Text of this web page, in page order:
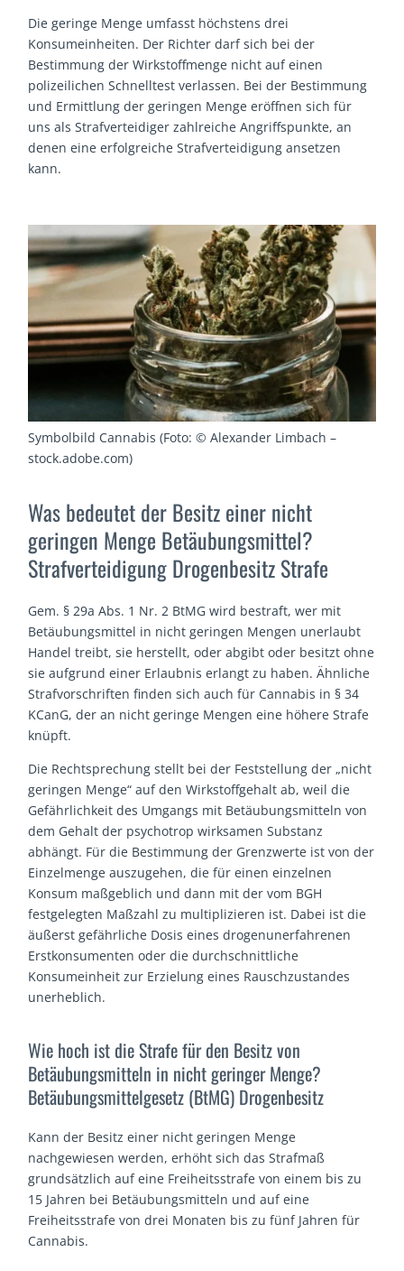
Die geringe Menge umfasst höchstens drei
Konsumeinheiten. Der Richter darf sich bei der
Bestimmung der Wirkstoffmenge nicht auf einen
polizeilichen Schnelltest verlassen. Bei der Bestimmung
und Ermittlung der geringen Menge eröffnen sich für
uns als Strafverteidiger zahlreiche Angriffspunkte, an
denen eine erfolgreiche Strafverteidigung ansetzen
kann.
Symbolbild Cannabis (Foto: © Alexander Limbach –
stock.adobe.com)
Was bedeutet der Besitz einer nicht
geringen Menge Betäubungsmittel?
Strafverteidigung Drogenbesitz Strafe
Gem. § 29a Abs. 1 Nr. 2 BtMG wird bestraft, wer mit
Betäubungsmittel in nicht geringen Mengen unerlaubt
Handel treibt, sie herstellt, oder abgibt oder besitzt ohne
sie aufgrund einer Erlaubnis erlangt zu haben. Ähnliche
Strafvorschriften finden sich auch für Cannabis in § 34
KCanG, der an nicht geringe Mengen eine höhere Strafe
knüpft.
Die Rechtsprechung stellt bei der Feststellung der „nicht
geringen Menge“ auf den Wirkstoffgehalt ab, weil die
Gefährlichkeit des Umgangs mit Betäubungsmitteln von
dem Gehalt der psychotrop wirksamen Substanz
abhängt. Für die Bestimmung der Grenzwerte ist von der
Einzelmenge auszugehen, die für einen einzelnen
Konsum maßgeblich und dann mit der vom BGH
festgelegten Maßzahl zu multiplizieren ist. Dabei ist die
äußerst gefährliche Dosis eines drogenunerfahrenen
Erstkonsumenten oder die durchschnittliche
Konsumeinheit zur Erzielung eines Rauschzustandes
unerheblich.
Wie hoch ist die Strafe für den Besitz von
Betäubungsmitteln in nicht geringer Menge?
Betäubungsmittelgesetz (BtMG) Drogenbesitz
Kann der Besitz einer nicht geringen Menge
nachgewiesen werden, erhöht sich das Strafmaß
grundsätzlich auf eine Freiheitsstrafe von einem bis zu
15 Jahren bei Betäubungsmitteln und auf eine
Freiheitsstrafe von drei Monaten bis zu fünf Jahren für
Cannabis.